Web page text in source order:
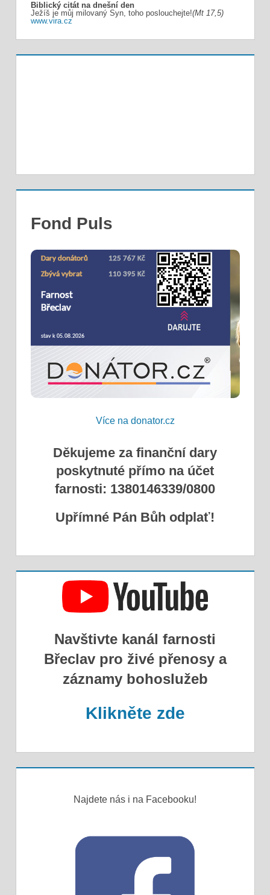
Biblický citát na dnešní den
Ježíš je můj milovaný Syn, toho poslouchejte!(Mt 17,5)
www.vira.cz
Fond Puls
Více na donator.cz
Děkujeme za finanční dary
poskytnuté přímo na účet
farnosti: 1380146339/0800
Upřímné Pán Bůh odplať!
Navštivte kanál farnosti
Břeclav pro živé přenosy a
záznamy bohoslužeb
Klikněte zde
Najdete nás i na Facebooku!